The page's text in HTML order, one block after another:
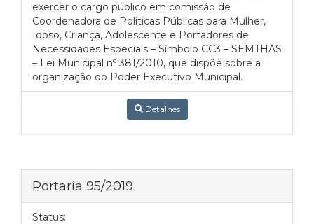
exercer o cargo público em comissão de
Coordenadora de Politicas Públicas para Mulher,
Idoso, Criança, Adolescente e Portadores de
Necessidades Especiais – Símbolo CC3 – SEMTHAS
– Lei Municipal nº 381/2010, que dispõe sobre a
organização do Poder Executivo Municipal.
Detalhes
Portaria 95/2019
Status: